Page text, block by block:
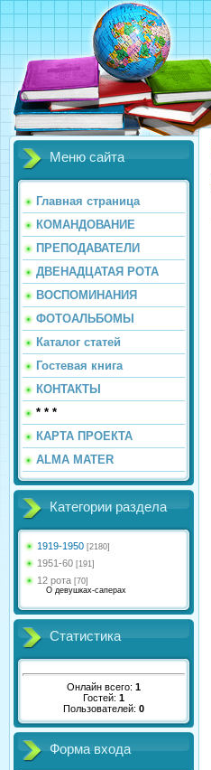
Меню сайта
Главная страница
КОМАНДОВАНИЕ
ПРЕПОДАВАТЕЛИ
ДВЕНАДЦАТАЯ РОТА
ВОСПОМИНАНИЯ
ФОТОАЛЬБОМЫ
Каталог статей
Гостевая книга
КОНТАКТЫ
* * *
КАРТА ПРОЕКТА
ALMA MATER
Категории раздела
1919-1950 [2180]
1951-60 [191]
12 рота [70]
О девушках-саперах
Статистика
Онлайн всего: 1
Гостей: 1
Пользователей: 0
Форма входа